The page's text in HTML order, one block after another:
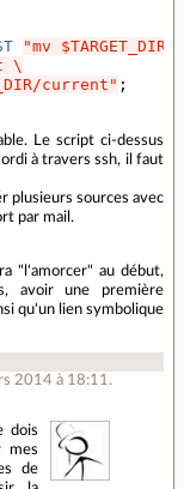
"mv
\
current"
;
Le script ci-dessus
à travers ssh, il faut
plusieurs sources avec
par mail.
"l'amorcer" au début,
avoir une première
qu'un lien symbolique
2014 à 18:11.
dois
mes
de